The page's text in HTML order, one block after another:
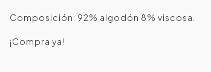
Composición: 92% algodón 8% viscosa.
¡Compra ya!